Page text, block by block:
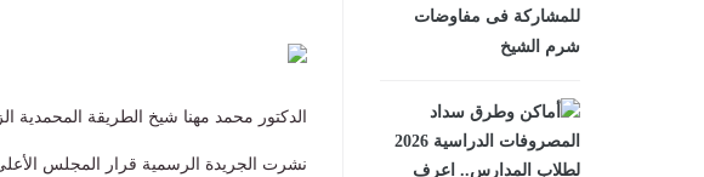
للمشاركة فى مفاوضات
شرم الشيخ
الدكتور محمد مهنا شيخ الطريقة المحمدية
نشرت الجريدة الرسمية قرار المجلس